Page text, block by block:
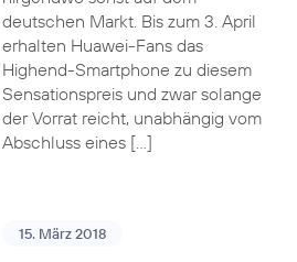
deutschen Markt. Bis zum 3. April
erhalten Huawei-Fans das
Highend-Smartphone zu diesem
Sensationspreis und zwar solange
der Vorrat reicht, unabhängig vom
Abschluss eines […]
15. März 2018